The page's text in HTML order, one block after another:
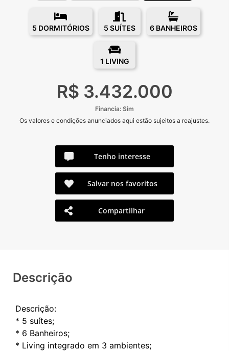
5 DORMITÓRIOS 5 SUÍTES 6 BANHEIROS
1 LIVING
R$ 3.432.000
Financia: Sim
Os valores e condições anunciados aqui estão sujeitos a reajustes.
Tenho interesse
Salvar nos favoritos
Compartilhar
Descrição
Descrição:
* 5 suítes;
* 6 Banheiros;
* Living integrado em 3 ambientes;